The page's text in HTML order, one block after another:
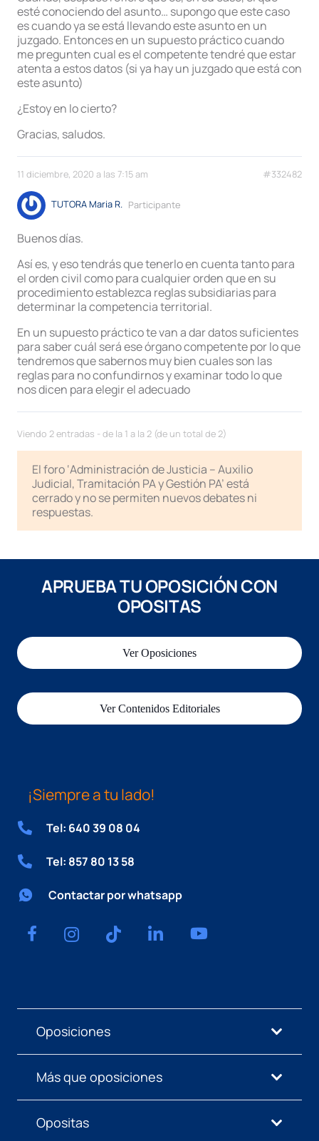
esté conociendo del asunto… supongo que este caso
es cuando ya se está llevando este asunto en un
juzgado. Entonces en un supuesto práctico cuando
me pregunten cual es el competente tendré que estar
atenta a estos datos (si ya hay un juzgado que está con
este asunto)
¿Estoy en lo cierto?
Gracias, saludos.
11 diciembre, 2020 a las 7:15 am #332482
TUTORA Maria R. Participante
Buenos días.
Así es, y eso tendrás que tenerlo en cuenta tanto para
el orden civil como para cualquier orden que en su
procedimiento establezca reglas subsidiarias para
determinar la competencia territorial.
En un supuesto práctico te van a dar datos suficientes
para saber cuál será ese órgano competente por lo que
tendremos que sabernos muy bien cuales son las
reglas para no confundirnos y examinar todo lo que
nos dicen para elegir el adecuado
Viendo 2 entradas - de la 1 a la 2 (de un total de 2)
El foro ‘Administración de Justicia – Auxilio
Judicial, Tramitación PA y Gestión PA’ está
cerrado y no se permiten nuevos debates ni
respuestas.
APRUEBA TU OPOSICIÓN CON
OPOSITAS
Ver Oposiciones
Ver Contenidos Editoriales
¡Siempre a tu lado!
Tel: 640 39 08 04
Tel: 857 80 13 58
Contactar por whatsapp
Oposiciones
Más que oposiciones
Opositas